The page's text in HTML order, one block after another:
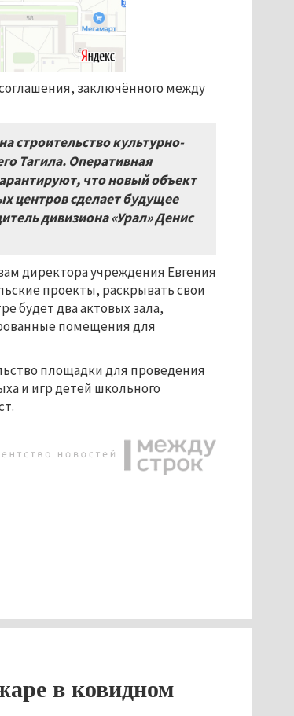
заключённого между
строительство культурно-
Тагила. Оперативная
что новый объект
центров сделает будущее
дивизиона «Урал» Денис
директора учреждения Евгения
проекты, раскрывать свои
будет два актовых зала,
помещения для
площадки для проведения
и игр детей школьного
в ковидном